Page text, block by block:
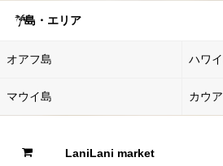
島・エリア
オアフ島 ハワ
マウイ島 カウ
LaniLani market